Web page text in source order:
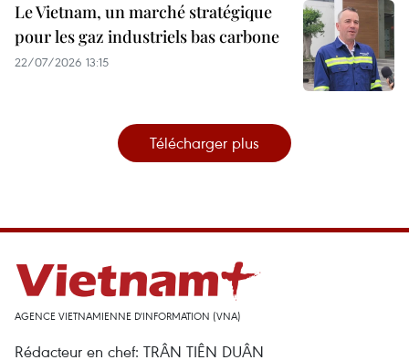
Le Vietnam, un marché stratégique
pour les gaz industriels bas carbone
22/07/2026 13:15
Télécharger plus
AGENCE VIETNAMIENNE D'INFORMATION (VNA)
Rédacteur en chef: TRÂN TIÊN DUÂN